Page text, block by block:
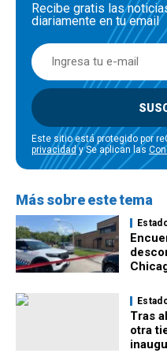
Recibe gratis las
diariamente en tu email
Este sitio está protegido por
privacidady Se aplican las
Más sobre este tema
Tras
otra